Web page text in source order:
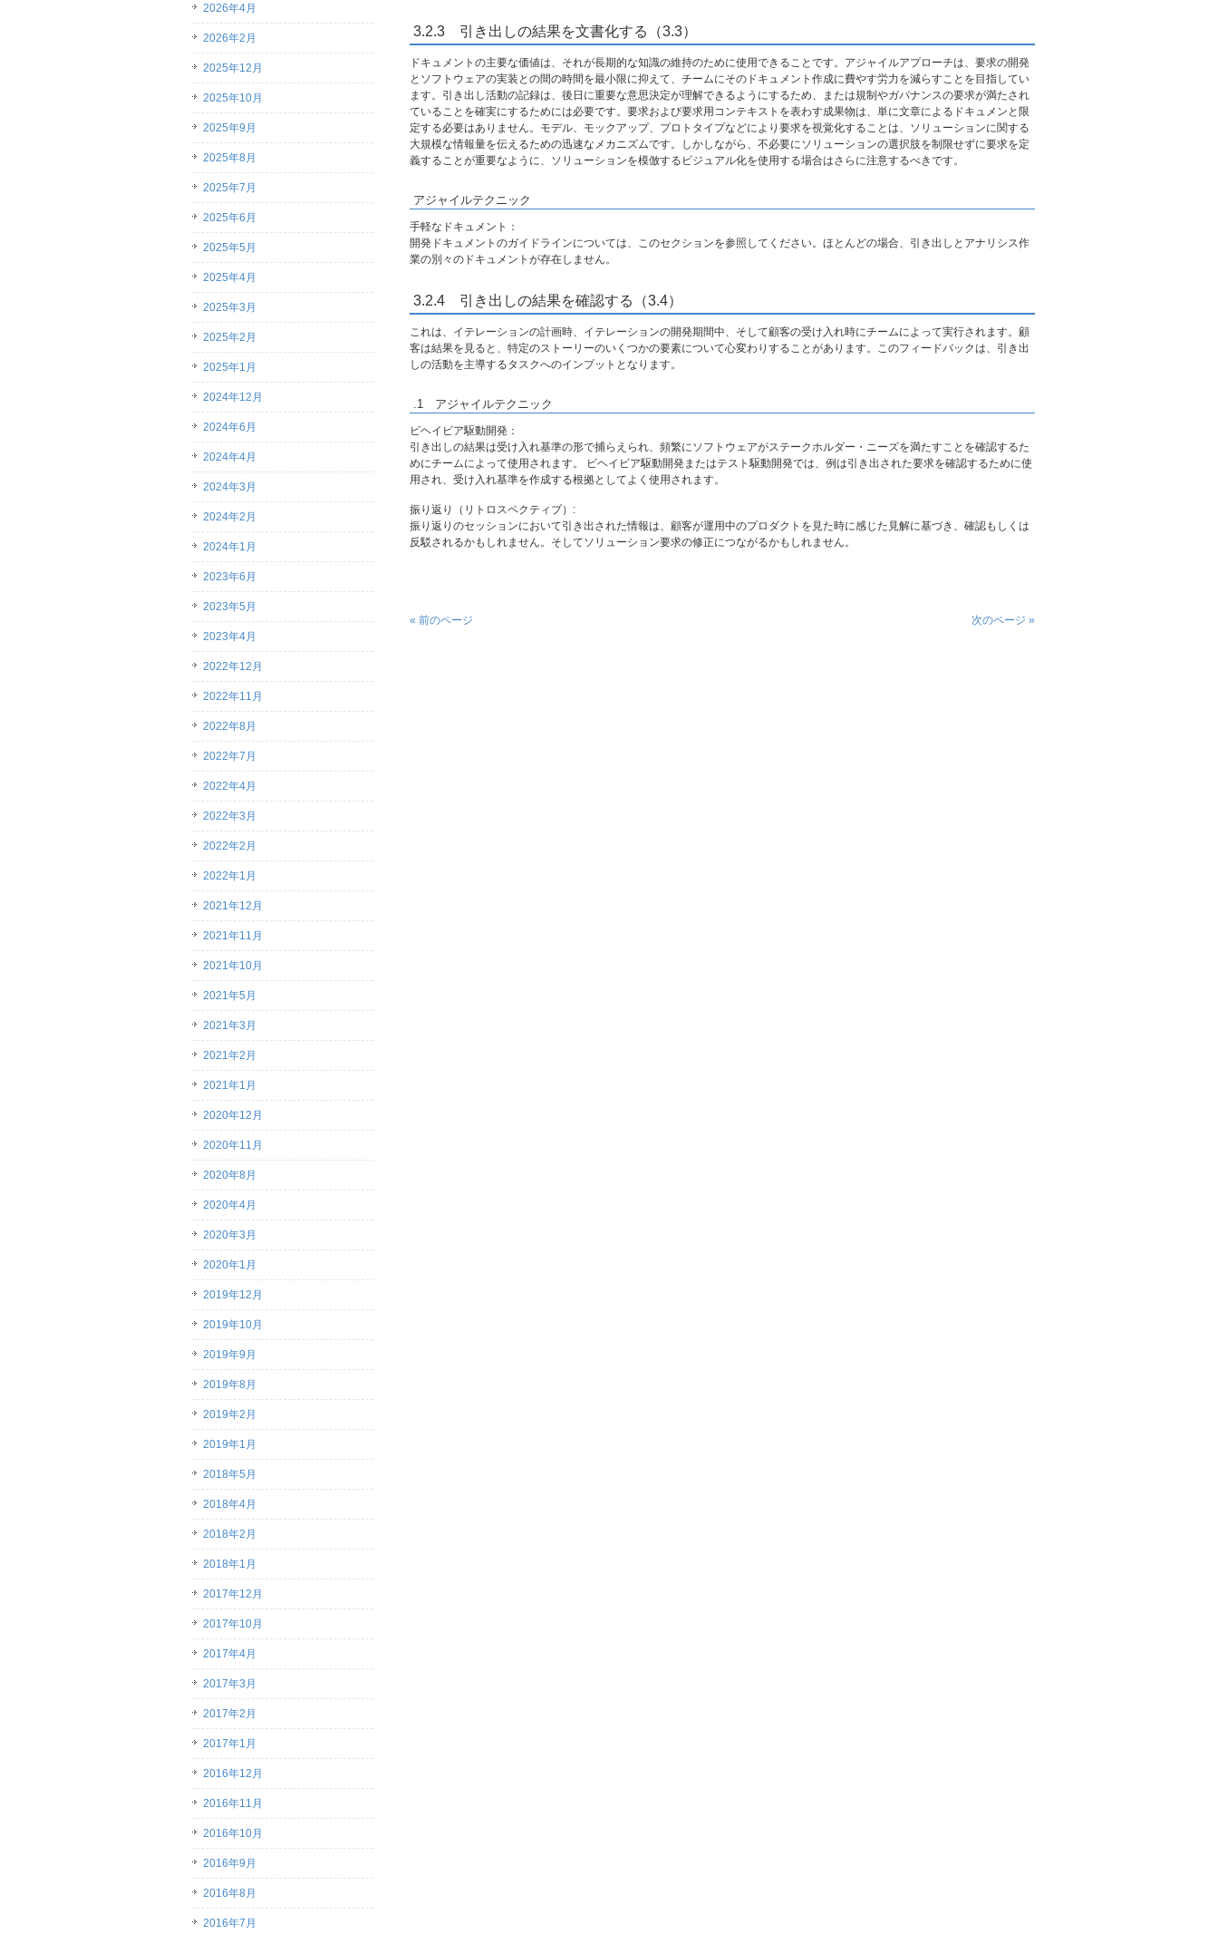
3.2.3 引き出しの結果を文書化する（3.3）
ドキュメントの主要な価値は、それが長期的な知識の維持のために使用できることです。アジャイルアプローチは、要求の開発
とソフトウェアの実装との間の時間を最小限に抑えて、チームにそのドキュメント作成に費やす労力を減らすことを目指してい
ます。引き出し活動の記録は、後日に重要な意思決定が理解できるようにするため、または規制やガバナンスの要求が満たされ
ていることを確実にするためには必要です。要求および要求用コンテキストを表わす成果物は、単に文章によるドキュメンと限
定する必要はありません。モデル、モックアップ、プロトタイプなどにより要求を視覚化することは、ソリューションに関する
大規模な情報量を伝えるための迅速なメカニズムです。しかしながら、不必要にソリューションの選択肢を制限せずに要求を定
義することが重要なように、ソリューションを模倣するビジュアル化を使用する場合はさらに注意するべきです。
アジャイルテクニック
手軽なドキュメント：
開発ドキュメントのガイドラインについては、このセクションを参照してください。ほとんどの場合、引き出しとアナリシス作
業の別々のドキュメントが存在しません。
3.2.4 引き出しの結果を確認する（3.4）
これは、イテレーションの計画時、イテレーションの開発期間中、そして顧客の受け入れ時にチームによって実行されます。顧
客は結果を見ると、特定のストーリーのいくつかの要素について心変わりすることがあります。このフィードバックは、引き出
しの活動を主導するタスクへのインプットとなります。
.1 アジャイルテクニック
ビヘイビア駆動開発：
引き出しの結果は受け入れ基準の形で捕らえられ、頻繁にソフトウェアがステークホルダー・ニーズを満たすことを確認するた
めにチームによって使用されます。 ビヘイビア駆動開発またはテスト駆動開発では、例は引き出された要求を確認するために使
用され、受け入れ基準を作成する根拠としてよく使用されます。
振り返り（リトロスペクティブ）:
振り返りのセッションにおいて引き出された情報は、顧客が運用中のプロダクトを見た時に感じた見解に基づき、確認もしくは
反駁されるかもしれません。そしてソリューション要求の修正につながるかもしれません。
« 前のページ 次のページ »
2026年4月
2026年2月
2025年12月
2025年10月
2025年9月
2025年8月
2025年7月
2025年6月
2025年5月
2025年4月
2025年3月
2025年2月
2025年1月
2024年12月
2024年6月
2024年4月
2024年3月
2024年2月
2024年1月
2023年6月
2023年5月
2023年4月
2022年12月
2022年11月
2022年8月
2022年7月
2022年4月
2022年3月
2022年2月
2022年1月
2021年12月
2021年11月
2021年10月
2021年5月
2021年3月
2021年2月
2021年1月
2020年12月
2020年11月
2020年8月
2020年4月
2020年3月
2020年1月
2019年12月
2019年10月
2019年9月
2019年8月
2019年2月
2019年1月
2018年5月
2018年4月
2018年2月
2018年1月
2017年12月
2017年10月
2017年4月
2017年3月
2017年2月
2017年1月
2016年12月
2016年11月
2016年10月
2016年9月
2016年8月
2016年7月